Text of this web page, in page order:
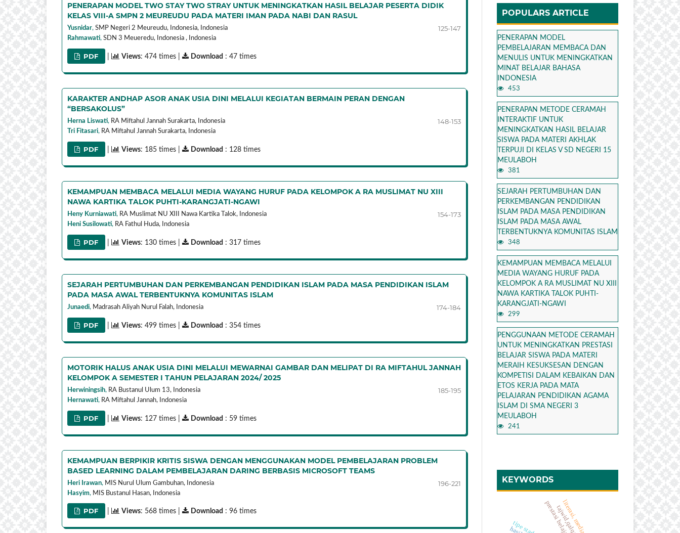
PENERAPAN MODEL TWO STAY TWO STRAY UNTUK MENINGKATKAN HASIL BELAJAR PESERTA DIDIK
KELAS VIII-A SMPN 2 MEUREUDU PADA MATERI IMAN PADA NABI DAN RASUL
Yusnidar, SMP Negeri 2 Meureudu, Indonesia,
Indonesia
Rahmawati, SDN 3 Meueredu, Indonesia , Indonesia
125-147
PDF Views: 474 times | Download : 47 times
KARAKTER ANDHAP ASOR ANAK USIA DINI MELALUI KEGIATAN BERMAIN PERAN DENGAN
“BERSAKOLUS”
Herna Liswati, RA Miftahul Jannah Surakarta,
Indonesia
Tri Fitasari, RA Miftahul Jannah Surakarta, Indonesia
148-153
PDF Views: 185 times | Download : 128 times
KEMAMPUAN MEMBACA MELALUI MEDIA WAYANG HURUF PADA KELOMPOK A RA MUSLIMAT NU XIII
NAWA KARTIKA TALOK PUHTI-KARANGJATI-NGAWI
Heny Kurniawati, RA Muslimat NU XIII Nawa Kartika Talok,
Indonesia
Heni Susilowati, RA Fathul Huda, Indonesia
154-173
PDF Views: 130 times | Download : 317 times
SEJARAH PERTUMBUHAN DAN PERKEMBANGAN PENDIDIKAN ISLAM PADA MASA PENDIDIKAN ISLAM
PADA MASA AWAL TERBENTUKNYA KOMUNITAS ISLAM
Junaedi, Madrasah Aliyah Nurul Falah, Indonesia 174-184
PDF Views: 499 times | Download : 354 times
MOTORIK HALUS ANAK USIA DINI MELALUI MEWARNAI GAMBAR DAN MELIPAT DI RA MIFTAHUL JANNAH
KELOMPOK A SEMESTER I TAHUN PELAJARAN 2024/ 2025
Herwiningsih, RA Bustanul Ulum 13,
Indonesia
Hernawati, RA Miftahul Jannah, Indonesia
185-195
PDF Views: 127 times | Download : 59 times
KEMAMPUAN BERPIKIR KRITIS SISWA DENGAN MENGGUNAKAN MODEL PEMBELAJARAN PROBLEM
BASED LEARNING DALAM PEMBELAJARAN DARING BERBASIS MICROSOFT TEAMS
Heri Irawan, MIS Nurul Ulum Gambuhan,
Indonesia
Hasyim, MIS Bustanul Hasan, Indonesia
196-221
PDF Views: 568 times | Download : 96 times
POPULARS ARTICLE
PENERAPAN MODEL
PEMBELAJARAN MEMBACA DAN
MENULIS UNTUK MENINGKATKAN
MINAT BELAJAR BAHASA
INDONESIA
453
PENERAPAN METODE CERAMAH
INTERAKTIF UNTUK
MENINGKATKAN HASIL BELAJAR
SISWA PADA MATERI AKHLAK
TERPUJI DI KELAS V SD NEGERI 15
MEULABOH
381
SEJARAH PERTUMBUHAN DAN
PERKEMBANGAN PENDIDIKAN
ISLAM PADA MASA PENDIDIKAN
ISLAM PADA MASA AWAL
TERBENTUKNYA KOMUNITAS ISLAM
348
KEMAMPUAN MEMBACA MELALUI
MEDIA WAYANG HURUF PADA
KELOMPOK A RA MUSLIMAT NU XIII
NAWA KARTIKA TALOK PUHTI-
KARANGJATI-NGAWI
299
PENGGUNAAN METODE CERAMAH
UNTUK MENINGKATKAN PRESTASI
BELAJAR SISWA PADA MATERI
MERAIH KESUKSESAN DENGAN
KOMPETISI DALAM KEBAIKAN DAN
ETOS KERJA PADA MATA
PELAJARAN PENDIDIKAN AGAMA
ISLAM DI SMA NEGERI 3
MEULABOH
241
KEYWORDS